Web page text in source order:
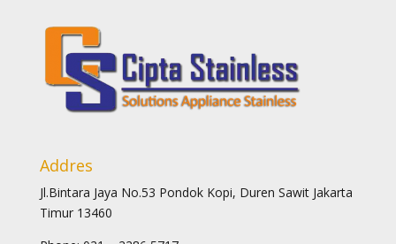
Addres
Jl.Bintara Jaya No.53 Pondok Kopi, Duren Sawit Jakarta
Timur 13460